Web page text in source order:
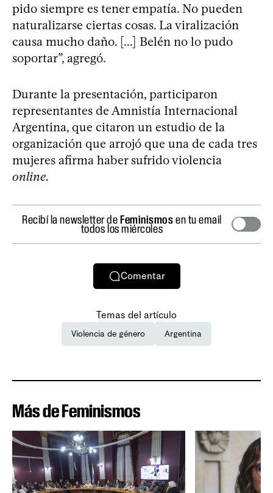
pido siempre es tener empatía. No pueden
naturalizarse ciertas cosas. La viralización
causa mucho daño. [...] Belén no lo pudo
soportar”, agregó.
Durante la presentación, participaron
representantes de Amnistía Internacional
Argentina, que citaron un estudio de la
organización que arrojó que una de cada tres
mujeres afirma haber sufrido violencia
online.
Recibí la newsletter deFeminismosen tu email
todos los miércoles
Comentar
Temas del artículo
Violencia de género Argentina
Más de Feminismos